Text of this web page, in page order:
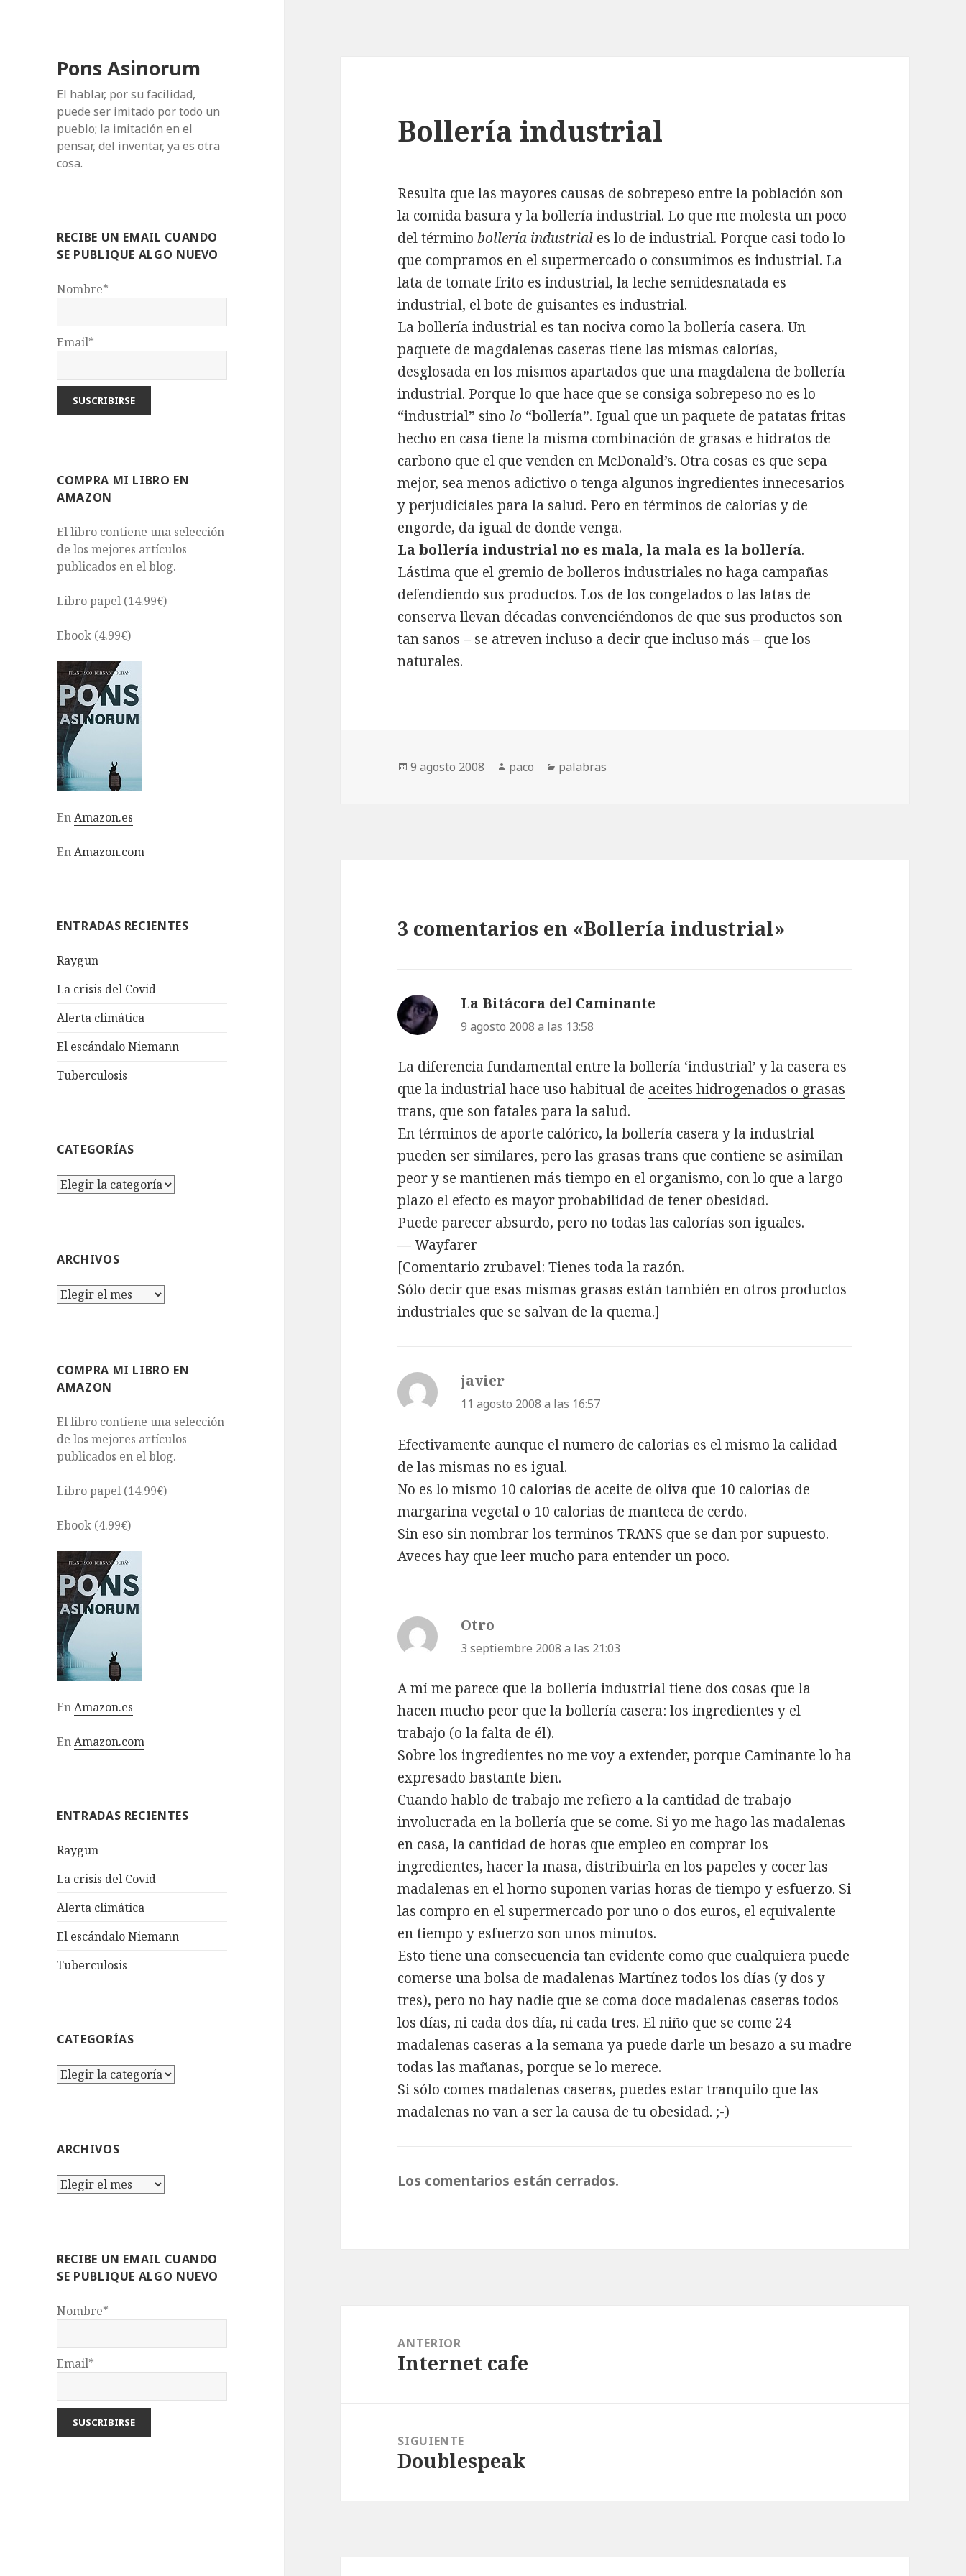
Pons Asinorum
El hablar, por su facilidad,
puede ser imitado por todo un
pueblo; la imitación en el
pensar, del inventar, ya es otra
cosa.
RECIBE UN EMAIL CUANDO
SE PUBLIQUE ALGO NUEVO
Nombre*
Email*
COMPRA MI LIBRO EN
AMAZON
El libro contiene una selección
de los mejores artículos
publicados en el blog.
Libro papel (14.99€)
Ebook (4.99€)
EnAmazon.es
EnAmazon.com
ENTRADAS RECIENTES
Raygun
La crisis del Covid
Alerta climática
El escándalo Niemann
Tuberculosis
CATEGORÍAS
Categorías
ARCHIVOS
Archivos
COMPRA MI LIBRO EN
AMAZON
El libro contiene una selección
de los mejores artículos
publicados en el blog.
Libro papel (14.99€)
Ebook (4.99€)
EnAmazon.es
EnAmazon.com
ENTRADAS RECIENTES
Raygun
La crisis del Covid
Alerta climática
El escándalo Niemann
Tuberculosis
CATEGORÍAS
Categorías
ARCHIVOS
Archivos
RECIBE UN EMAIL CUANDO
SE PUBLIQUE ALGO NUEVO
Nombre*
Email*
Bollería industrial
Resulta que las mayores causas de sobrepeso entre la población son
la comida basura y la bollería industrial. Lo que me molesta un poco
del términobollería industrial es lo de industrial. Porque casi todo lo
que compramos en el supermercado o consumimos es industrial. La
lata de tomate frito es industrial, la leche semidesnatada es
industrial, el bote de guisantes es industrial.
La bollería industrial es tan nociva como la bollería casera. Un
paquete de magdalenas caseras tiene las mismas calorías,
desglosada en los mismos apartados que una magdalena de bollería
industrial. Porque lo que hace que se consiga sobrepeso no es lo
“industrial” sino lo “bollería”. Igual que un paquete de patatas fritas
hecho en casa tiene la misma combinación de grasas e hidratos de
carbono que el que venden en McDonald’s. Otra cosas es que sepa
mejor, sea menos adictivo o tenga algunos ingredientes innecesarios
y perjudiciales para la salud. Pero en términos de calorías y de
engorde, da igual de donde venga.
La bollería industrial no es mala, la mala es la bollería.
Lástima que el gremio de bolleros industriales no haga campañas
defendiendo sus productos. Los de los congelados o las latas de
conserva llevan décadas convenciéndonos de que sus productos son
tan sanos – se atreven incluso a decir que incluso más – que los
naturales.
Publicado
9 agosto 2008 Autor
paco Categorías
palabras
3 comentarios en «Bollería industrial»
La Bitácora del Caminante
9 agosto 2008 a las 13:58
La diferencia fundamental entre la bollería ‘industrial’ y la casera es
que la industrial hace uso habitual de aceites hidrogenados o grasas
trans, que son fatales para la salud.
En términos de aporte calórico, la bollería casera y la industrial
pueden ser similares, pero las grasas trans que contiene se asimilan
peor y se mantienen más tiempo en el organismo, con lo que a largo
plazo el efecto es mayor probabilidad de tener obesidad.
Puede parecer absurdo, pero no todas las calorías son iguales.
— Wayfarer
[Comentario zrubavel: Tienes toda la razón.
Sólo decir que esas mismas grasas están también en otros productos
industriales que se salvan de la quema.]
javier
11 agosto 2008 a las 16:57
Efectivamente aunque el numero de calorias es el mismo la calidad
de las mismas no es igual.
No es lo mismo 10 calorias de aceite de oliva que 10 calorias de
margarina vegetal o 10 calorias de manteca de cerdo.
Sin eso sin nombrar los terminos TRANS que se dan por supuesto.
Aveces hay que leer mucho para entender un poco.
Otro
3 septiembre 2008 a las 21:03
A mí me parece que la bollería industrial tiene dos cosas que la
hacen mucho peor que la bollería casera: los ingredientes y el
trabajo (o la falta de él).
Sobre los ingredientes no me voy a extender, porque Caminante lo ha
expresado bastante bien.
Cuando hablo de trabajo me refiero a la cantidad de trabajo
involucrada en la bollería que se come. Si yo me hago las madalenas
en casa, la cantidad de horas que empleo en comprar los
ingredientes, hacer la masa, distribuirla en los papeles y cocer las
madalenas en el horno suponen varias horas de tiempo y esfuerzo. Si
las compro en el supermercado por uno o dos euros, el equivalente
en tiempo y esfuerzo son unos minutos.
Esto tiene una consecuencia tan evidente como que cualquiera puede
comerse una bolsa de madalenas Martínez todos los días (y dos y
tres), pero no hay nadie que se coma doce madalenas caseras todos
los días, ni cada dos día, ni cada tres. El niño que se come 24
madalenas caseras a la semana ya puede darle un besazo a su madre
todas las mañanas, porque se lo merece.
Si sólo comes madalenas caseras, puedes estar tranquilo que las
madalenas no van a ser la causa de tu obesidad. ;-)
Los comentarios están cerrados.
entradas
ANTERIOR
Entrada
Internet cafe
SIGUIENTE
Entrada
Doublespeak